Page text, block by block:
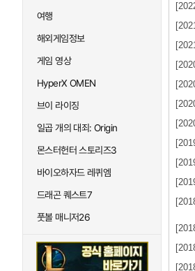
여행
해외게임정보
게임 영상
HyperX OMEN
브이 라이징
일곱 개의 대죄: Origin
몬스터헌터 스토리즈3
바이오하자드 레퀴엠
드래곤 퀘스트7
풋볼 매니저26